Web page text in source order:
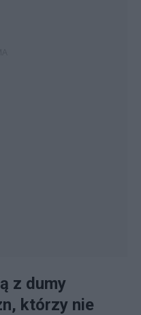
z dumy
którzy nie